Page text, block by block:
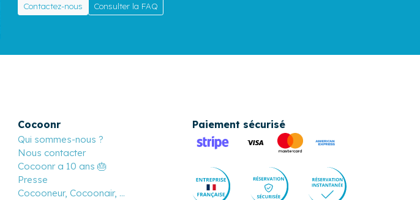
Contactez-nous Consulter la FAQ
Cocoonr
Qui sommes-nous ?
Nous contacter
Cocoonr a 10 ans 🎂
Presse
Cocooneur, Cocoonair, ...
Paiement sécurisé